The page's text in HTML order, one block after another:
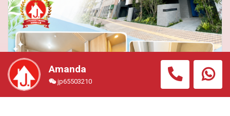
Amanda
jp65503210